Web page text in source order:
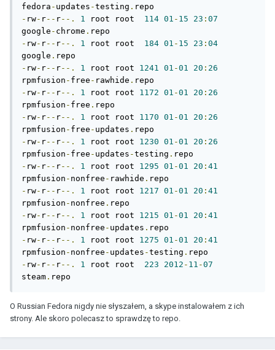
fedora - updates -testing .
- rw- r-- r--. 1 root root 114 01 - 15 23 : 07
google - chrome .
- rw- r-- r--. 1 root root 184 01 - 15 23 : 04
google .
- rw- r-- r--. 1 root root 1241 01 -01 20 : 26
rpmfusion - free - rawhide .
- rw- r-- r--. 1 root root 1172 01 -01 20 : 26
rpmfusion - free .
- rw- r-- r--. 1 root root 1170 01 -01 20 : 26
rpmfusion - free - updates .
- rw- r-- r--. 1 root root 1230 01 -01 20 : 26
rpmfusion - free - updates -testing .
- rw- r-- r--. 1 root root 1295 01 -01 20 : 41
rpmfusion - nonfree - rawhide .
- rw- r-- r--. 1 root root 1217 01 -01 20 : 41
rpmfusion - nonfree .
- rw- r-- r--. 1 root root 1215 01 -01 20 : 41
rpmfusion - nonfree - updates .
- rw- r-- r--. 1 root root 1275 01 -01 20 : 41
rpmfusion - nonfree - updates -testing .
- rw- r-- r--. 1 root root 223 2012 - 11 -07
steam .
O Russian Fedora nigdy nie słyszałem, a skype instalowałem z ich
strony. Ale skoro polecasz to sprawdzę to repo.